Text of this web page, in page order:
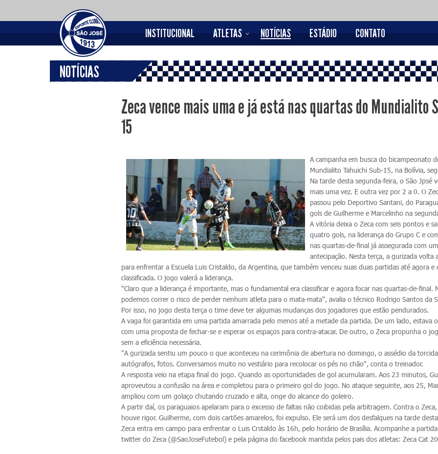
INSTITUCIONAL ATLETAS NOTÍCIAS ESTÁDIO CONTATO
NOTÍCIAS
Zeca vence mais uma e já está nas quartas do Mundialito
15
A campanha em busca do bicampeonato
Mundialito Tahuichi Sub-15, na Bolívia,
Na tarde desta segunda-feira, o São Jpsé
mais uma vez. E outra vez por 2 a 0. O
passou pelo Deportivo Santani, do
gols de Guilherme e Marcelinho na
A vitória deixa o Zeca com seis pontos e
quatro gols, na liderança do Grupo C e
nas quartas-de-final já assegurada com
antecipação. Nesta terça, a gurizada volta
para enfrentar a Escuela Luis Cristaldo, da Argentina, que também venceu suas duas partidas até agora e
classificada. O jogo valerá a liderança.
"Claro que a liderança é importante, mas o fundamental era classificar e agora focar nas quartas-de-final.
podemos correr o risco de perder nenhum atleta para o mata-mata", avalia o técnico Rodrigo Santos da
Por isso, no jogo desta terça o time deve ter algumas mudanças dos jogadores que estão pendurados.
A vaga foi garantida em uma partida amarrada pelo menos até a metade da partida. De um lado, estava
com uma proposta de fechar-se e esperar os espaços para contra-atacar. De outro, o Zeca propunha o
sem a eficiência necessária.
"A gurizada sentiu um pouco o que aconteceu na cerimônia de abertura no domingo, o assédio da
autógrafos, fotos. Conversamos muito no vestiário para recolocar os pés no chão", conta o treinador.
A resposta veio na etapa final do jogo. Quando as oportunidades de gol acumularam. Aos 23 minutos,
aproveutou a confusão na área e completou para o primeiro gol do jogo. No ataque seguinte, aos 25,
ampliou com um golaço chutando cruzado e alta, onge do alcance do goleiro.
A partir daí, os paraguaios apelaram para o excesso de faltas não coibidas pela arbitragem. Contra o
houve rigor. Guilherme, com dois cartões amarelos, foi expulso. Ele será um dos desfalques na tarde
Zeca entra em campo para enfrentar o Luis Crstaldo às 16h, pelo horário de Brasília. Acompanhe a
twitter do Zeca (@SaoJoseFutebol) e pela página do facebook mantida pelos pais dos atletas: Zeca Cat